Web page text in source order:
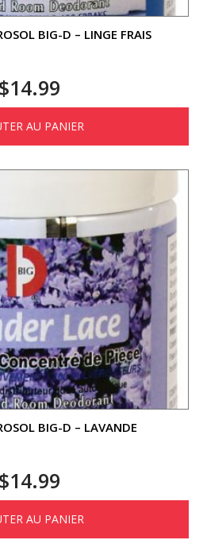
BIG-D – LINGE FRAIS
$14.99
AU PANIER
BIG-D – LAVANDE
$14.99
AU PANIER